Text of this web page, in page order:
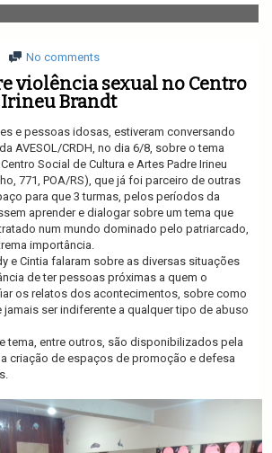
v
i
a
i
o
No comments
violência sexual no Centro
Irineu Brandt
e pessoas idosas, estiveram conversando
AVESOL/CRDH, no dia 6/8, sobre o tema
Social de Cultura e Artes Padre Irineu
771, POA/RS), que já foi parceiro de outras
para que 3 turmas, pelos períodos da
aprender e dialogar sobre um tema que
num mundo dominado pelo patriarcado,
importância.
e Cintia falaram sobre as diversas situações
de ter pessoas próximas a quem o
os relatos dos acontecimentos, sobre como
jamais ser indiferente a qualquer tipo de abuso
tema, entre outros, são disponibilizados pela
criação de espaços de promoção e defesa